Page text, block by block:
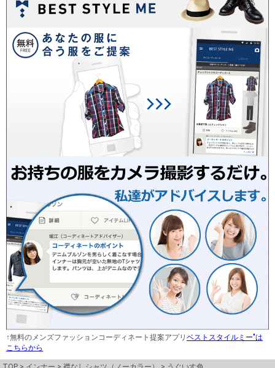
↑無料のメンズファッションコーディネート提案アプリ ベストスタイルミー"は
こちらから